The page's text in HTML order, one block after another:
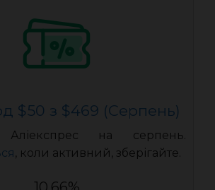
$50 з $469 (Серпень)
на серпень.
, коли активний, зберігайте.